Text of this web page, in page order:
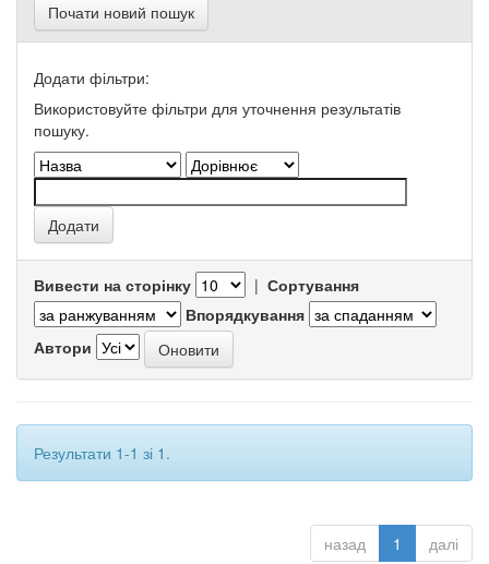
Почати новий пошук
Додати фільтри:
Використовуйте фільтри для уточнення результатів
пошуку.
Вивести на сторінку | Сортування
Впорядкування
Автори
Результати 1-1 зі 1.
назад 1 далі